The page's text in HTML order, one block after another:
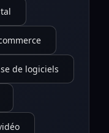
de logiciels